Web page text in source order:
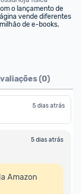
o lançamento de
vende diferentes
de e-books,
(0)
5 dias atrás
5 dias atrás
Amazon